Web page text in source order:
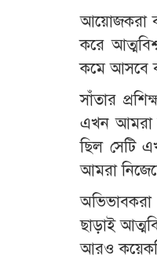
আয়োজকরা
করে
কমে আসবে
সাঁতার
এখন আমরা
ছিল সেটি
আমরা
অভিভাবকরা
ছাড়াই
আরও